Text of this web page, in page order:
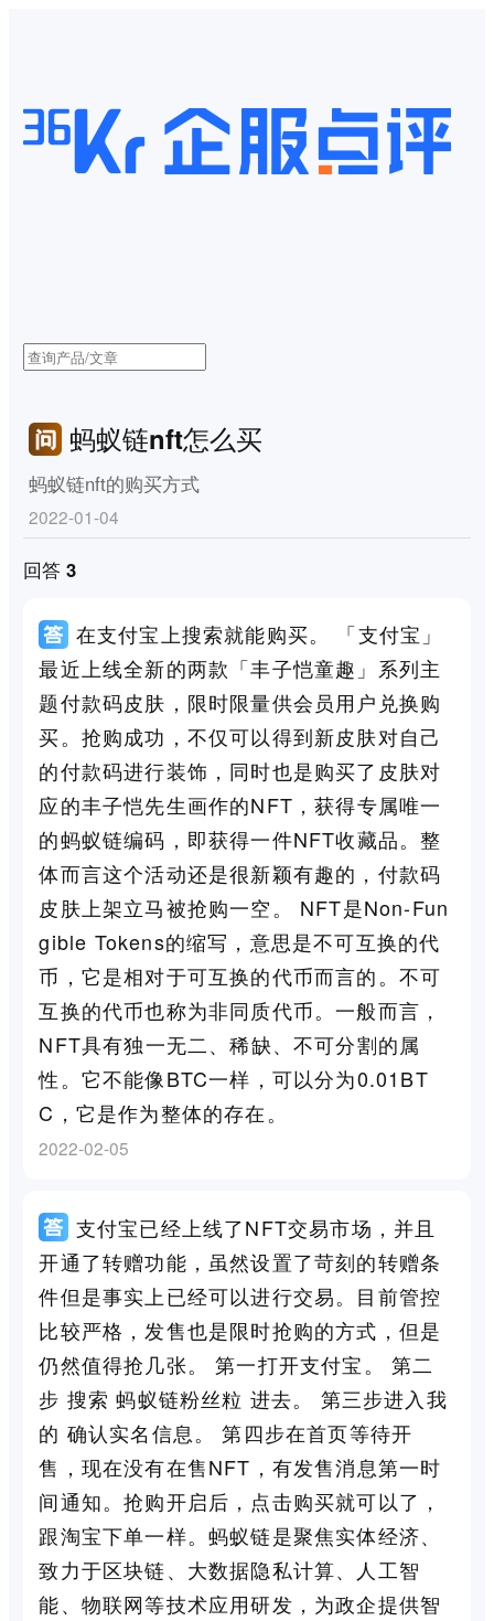
蚂蚁链nft怎么买
蚂蚁链nft的购买方式
2022-01-04
回答 3
在支付宝上搜索就能购买。 「支付宝」
最近上线全新的两款「丰子恺童趣」系列主
题付款码皮肤，限时限量供会员用户兑换购
买。抢购成功，不仅可以得到新皮肤对自己
的付款码进行装饰，同时也是购买了皮肤对
应的丰子恺先生画作的NFT，获得专属唯一
的蚂蚁链编码，即获得一件NFT收藏品。整
体而言这个活动还是很新颖有趣的，付款码
皮肤上架立马被抢购一空。 NFT是Non-Fun
gible Tokens的缩写，意思是不可互换的代
币，它是相对于可互换的代币而言的。不可
互换的代币也称为非同质代币。一般而言，
NFT具有独一无二、稀缺、不可分割的属
性。它不能像BTC一样，可以分为0.01BT
C，它是作为整体的存在。
2022-02-05
支付宝已经上线了NFT交易市场，并且
开通了转赠功能，虽然设置了苛刻的转赠条
件但是事实上已经可以进行交易。目前管控
比较严格，发售也是限时抢购的方式，但是
仍然值得抢几张。 第一打开支付宝。 第二
步 搜索 蚂蚁链粉丝粒 进去。 第三步进入我
的 确认实名信息。 第四步在首页等待开
售，现在没有在售NFT，有发售消息第一时
间通知。抢购开启后，点击购买就可以了，
跟淘宝下单一样。蚂蚁链是聚焦实体经济、
致力于区块链、大数据隐私计算、人工智
能、物联网等技术应用研发，为政企提供智